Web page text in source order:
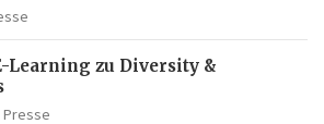
Learning zu Diversity &
Presse